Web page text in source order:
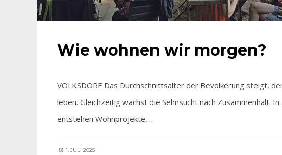
Wie wohnen wir morgen?
VOLKSDORF Das Durchschnittsalter der Bevölkerung steigt,
leben. Gleichzeitig wächst die Sehnsucht nach Zusammenhalt.
entstehen Wohnprojekte,…
1. JULI 2025